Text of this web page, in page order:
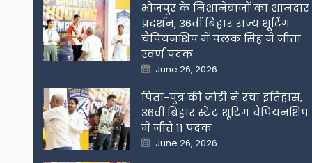
भोजपुर के निशानेबाजों का शानदार
प्रदर्शन, 36वीं बिहार राज्य शूटिंग
चैंपियनशिप में पलक सिंह ने जीता
स्वर्ण पदक
Posted
on
June 26, 2026
पिता-पुत्र की जोड़ी ने रचा इतिहास,
36वीं बिहार स्टेट शूटिंग चैंपियनशिप
में जीते 11 पदक
Posted
on
June 26, 2026